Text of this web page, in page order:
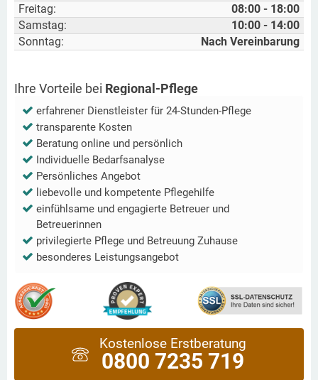
Freitag:
08:00 - 18:00
Samstag:
10:00 - 14:00
Sonntag:
Nach Vereinbarung
Ihre Vorteile bei Regional-Pflege
erfahrener Dienstleister für 24-Stunden-Pflege
transparente Kosten
Beratung online und persönlich
Individuelle Bedarfsanalyse
Persönliches Angebot
liebevolle und kompetente Pflegehilfe
einfühlsame und engagierte Betreuer und
Betreuerinnen
privilegierte Pflege und Betreuung Zuhause
besonderes Leistungsangebot
Kostenlose Erstberatung
0800 7235 719